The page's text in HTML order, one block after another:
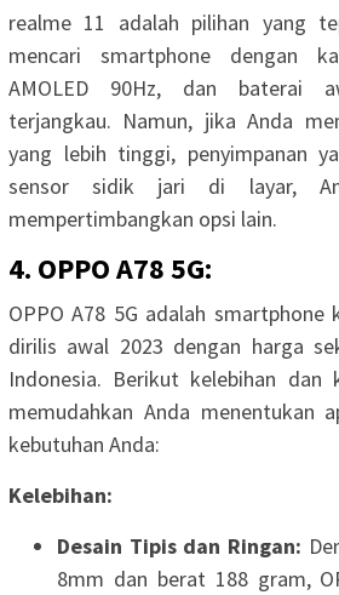
realme 11 adalah pilihan yang
mencari smartphone dengan
AMOLED 90Hz, dan baterai
terjangkau. Namun, jika Anda
yang lebih tinggi, penyimpanan
sensor sidik jari di layar,
mempertimbangkan opsi lain.
4. OPPO A78 5G:
OPPO A78 5G adalah smartphone
dirilis awal 2023 dengan harga
Indonesia. Berikut kelebihan dan
memudahkan Anda menentukan
kebutuhan Anda:
Kelebihan:
Desain Tipis dan Ringan:
8mm dan berat 188 gram,